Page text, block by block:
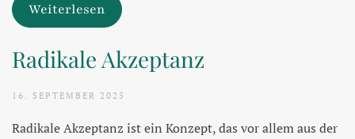
Weiterlesen
Radikale Akzeptanz
16. SEPTEMBER 2025
Radikale Akzeptanz ist ein Konzept, das vor allem aus der